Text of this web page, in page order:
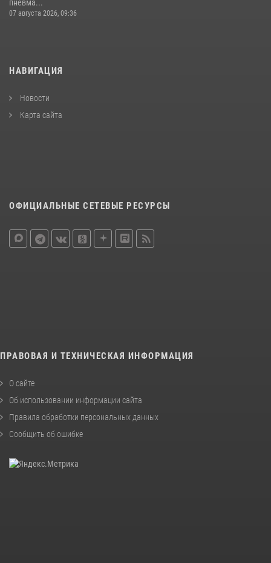
пневма...
07 августа 2026, 09:36
НАВИГАЦИЯ
Новости
Карта сайта
ОФИЦИАЛЬНЫЕ СЕТЕВЫЕ РЕСУРСЫ
ПРАВОВАЯ И ТЕХНИЧЕСКАЯ ИНФОРМАЦИЯ
О сайте
Об использовании информации сайта
Правила обработки персональных данных
Сообщить об ошибке